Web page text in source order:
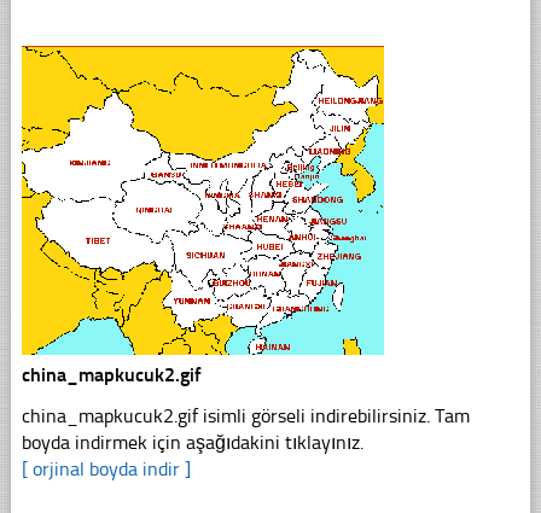
china_mapkucuk2.gif
china_mapkucuk2.gif isimli görseli indirebilirsiniz. Tam
boyda indirmek için aşağıdakini tıklayınız.
[ orjinal boyda indir ]